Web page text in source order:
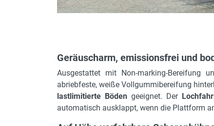
Geräuscharm, emissionsfrei und
Ausgestattet mit Non-marking-Bereifung
abriebfeste, weiße Vollgummibereifung
lastlimitierte Bödengeeignet. Der
automatisch ausklappt, wenn die Plattform